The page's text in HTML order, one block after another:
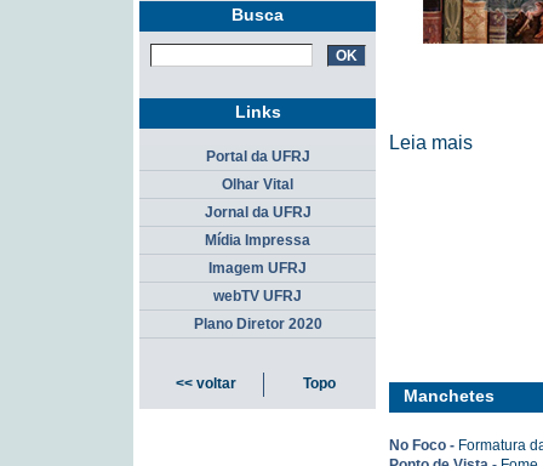
Leia mais
Manchetes
No Foco - Formatura
Busca
Links
Portal da UFRJ
Olhar Vital
Jornal da UFRJ
Mídia Impressa
Imagem UFRJ
webTV UFRJ
Plano Diretor 2020
<< voltar Topo